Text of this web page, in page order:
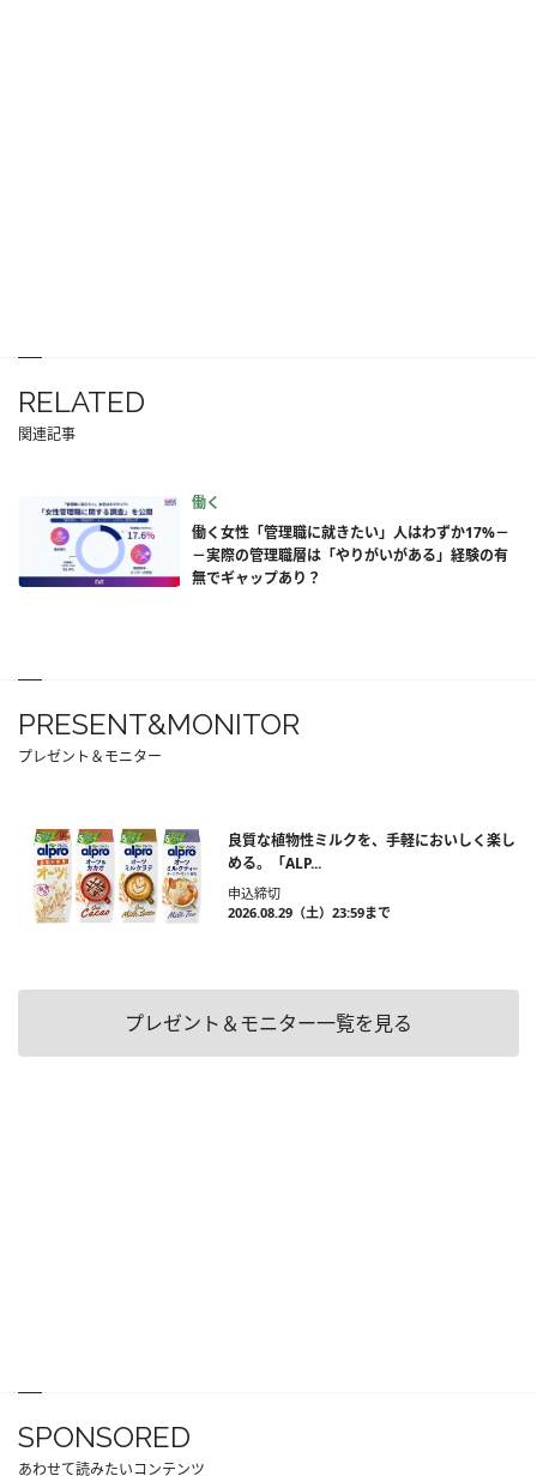
RELATED
関連記事
働く
働く女性「管理職に就きたい」人はわずか17%－
－実際の管理職層は「やりがいがある」経験の有
無でギャップあり？
PRESENT&MONITOR
プレゼント＆モニター
良質な植物性ミルクを、手軽においしく楽し
める。「ALP...
申込締切
2026.08.29（土）23:59まで
プレゼント＆モニター一覧を見る
SPONSORED
あわせて読みたいコンテンツ